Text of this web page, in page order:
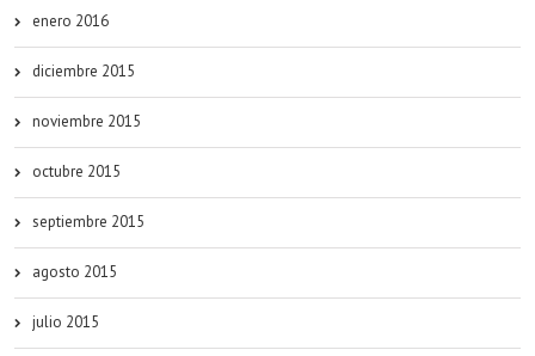
enero 2016
diciembre 2015
noviembre 2015
octubre 2015
septiembre 2015
agosto 2015
julio 2015